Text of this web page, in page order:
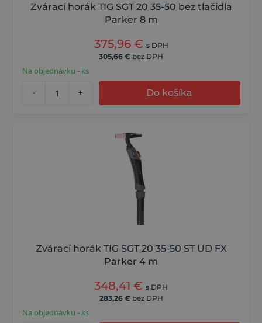
Zvárací horák TIG SGT 20 35-50 bez tlačidla
Parker 8 m
375,96 € s DPH
305,66 € bez DPH
Na objednávku - ks
- + Do košíka
Zvárací horák TIG SGT 20 35-50 ST UD FX
Parker 4 m
348,41 € s DPH
283,26 € bez DPH
Na objednávku - ks